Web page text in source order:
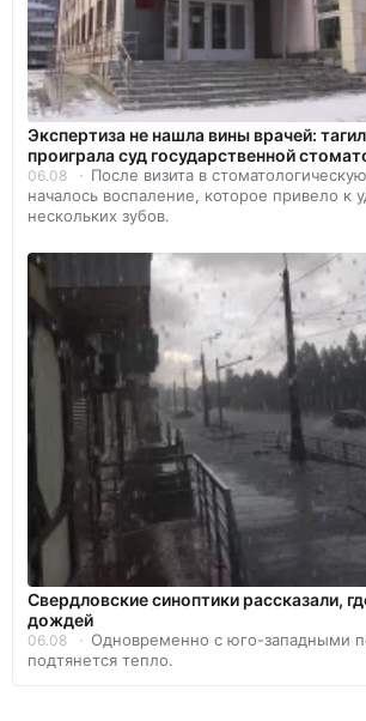
Экспертиза не нашла вины врачей:
проиграла суд государственной
06.08
После визита в
началось воспаление, которое привело к
нескольких зубов.
Свердловские синоптики рассказали,
дождей
06.08
Одновременно с юго-западными
подтянется тепло.